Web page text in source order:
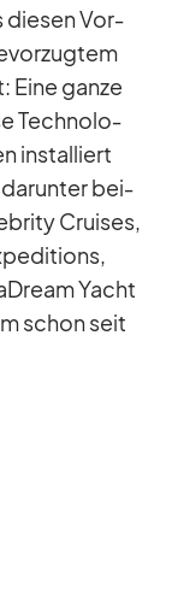
die­sen Vor­
Eine ganze
Tech­no­lo­
in­stal­liert
dar­un­ter bei­
Crui­ses,
Yacht
schon seit